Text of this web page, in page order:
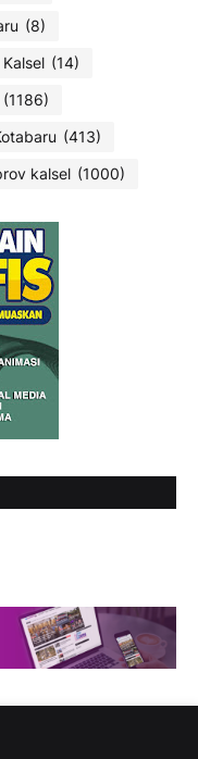
(8)
(14)
(1186)
(413)
kalsel (1000)